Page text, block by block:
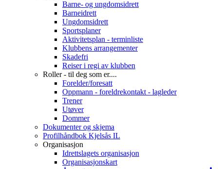
Barne- og ungdomsidrett
Barneidrett
Ungdomsidrett
Sportsplaner
Aktivitetsplan - terminliste
Klubbens arrangementer
Skadefri
Reiser i regi av klubben
Roller - til deg som er....
Forelder/foresatt
Oppmann - foreldrekontakt - lagleder
Trener
Utøver
Dommer
Dokumenter og skjema
Profilhåndbok Kjelsås IL
Organisasjon
Idrettslagets organisasjon
Organisasjonskart